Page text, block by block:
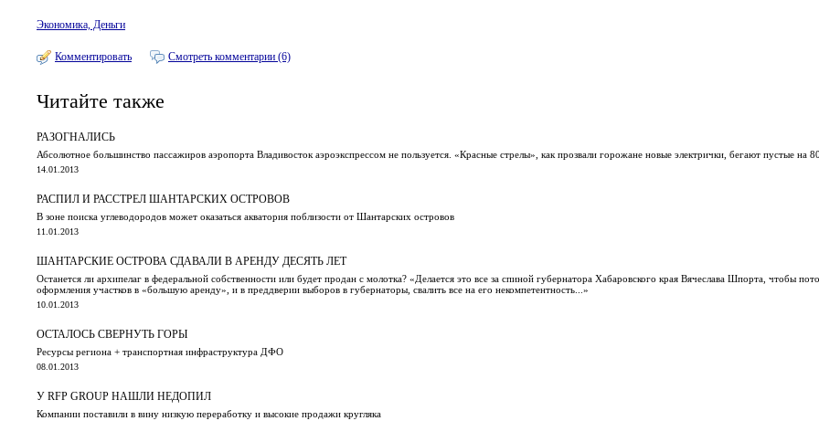
Экономика, Деньги
Комментировать Смотреть комментарии (6)
Читайте также
РАЗОГНАЛИСЬ
Абсолютное большинство пассажиров аэропорта Владивосток аэроэкспрессом не пользуется. «Красные стрелы», как прозвали горожане новые электрички, бегают пустые на
14.01.2013
РАСПИЛ И РАССТРЕЛ ШАНТАРСКИХ ОСТРОВОВ
В зоне поиска углеводородов может оказаться акватория поблизости от Шантарских островов
11.01.2013
ШАНТАРСКИЕ ОСТРОВА СДАВАЛИ В АРЕНДУ ДЕСЯТЬ ЛЕТ
Останется ли архипелаг в федеральной собственности или будет продан с молотка? «Делается это все за спиной губернатора Хабаровского края Вячеслава Шпорта, чтобы
оформления участков в «большую аренду», и в преддверии выборов в губернаторы, свалить все на его некомпетентность...»
10.01.2013
ОСТАЛОСЬ СВЕРНУТЬ ГОРЫ
Ресурсы региона + транспортная инфраструктура ДФО
08.01.2013
У RFP GROUP НАШЛИ НЕДОПИЛ
Компании поставили в вину низкую переработку и высокие продажи кругляка